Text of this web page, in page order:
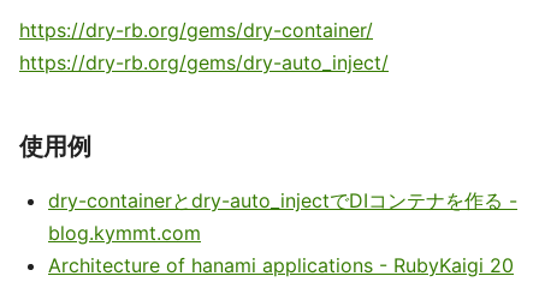
https://dry-rb.org/gems/dry-container/
https://dry-rb.org/gems/dry-auto_inject/
使用例
dry-containerとdry-auto_injectでDIコンテナを作る -
blog.kymmt.com
Architecture of hanami applications - RubyKaigi 20